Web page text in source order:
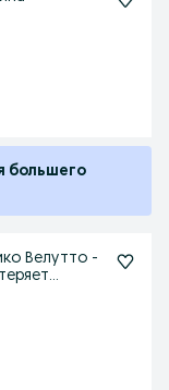
большего
Велутто -